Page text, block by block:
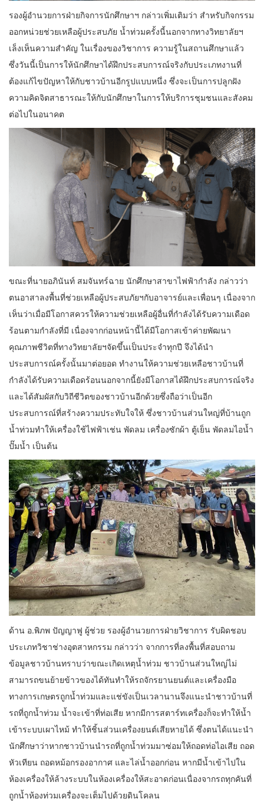
รองผู้อำนวยการฝ่ายกิจการนักศึกษาฯ กล่าวเพิ่มเติมว่า สำหรับกิจกรรม
ออกหน่วยช่วยเหลือผู้ประสบภัย น้ำท่วมครั้งนี้นอกจากทางวิทยาลัยฯ
เล็งเห็นความสำคัญ ในเรื่องของวิชาการ ความรู้ในสถานศึกษาแล้ว
ซึ่งวันนี้เป็นการให้นักศึกษาได้ฝึกประสบการณ์จริงกับประเภทงานที่
ต้องแก้ไขปัญหาให้กับชาวบ้านอีกรูปแบบหนึ่ง ซึ่งจะเป็นการปลูกฝัง
ความคิดจิตสาธารณะให้กับนักศึกษาในการให้บริการชุมชนและสังคม
ต่อไปในอนาคต
ขณะที่นายอภินันท์ สมจันทร์ฉาย นักศึกษาสาขาไฟฟ้ากำลัง กล่าวว่า
ตนอาสาลงพื้นที่ช่วยเหลือผู้ประสบภัยฯกับอาจารย์และเพื่อนๆ เนื่องจาก
เห็นว่าเมื่อมีโอกาสควรให้ความช่วยเหลือผู้อื่นที่กำลังได้รับความเดือด
ร้อนตามกำลังที่มี เนื่องจากก่อนหน้านี้ได้มีโอกาสเข้าค่ายพัฒนา
คุณภาพชีวิตที่ทางวิทยาลัยฯจัดขึ้นเป็นประจำทุกปี จึงได้นำ
ประสบการณ์ครั้งนั้นมาต่อยอด ทำงานให้ความช่วยเหลือชาวบ้านที่
กำลังได้รับความเดือดร้อนนอกจากนี้ยังมีโอกาสได้ฝึกประสบการณ์จริง
และได้สัมผัสกับวิถีชีวิตของชาวบ้านอีกด้วยซึ่งถือว่าเป็นอีก
ประสบการณ์ที่สร้างความประทับใจให้ ซึ่งชาวบ้านส่วนใหญ่ที่บ้านถูก
น้ำท่วมทำให้เครื่องใช้ไฟฟ้าเช่น พัดลม เครื่องซักผ้า ตู้เย็น พัดลมไอน้ำ
ปั๊มน้ำ เป็นต้น
ด้าน อ.พิภพ ปัญญาฟู ผู้ช่วย รองผู้อำนวยการฝ่ายวิชาการ รับผิดชอบ
ประเภทวิชาช่างอุตสาหกรรม กล่าวว่า จากการที่ลงพื้นที่สอบถาม
ข้อมูลชาวบ้านทราบว่าขณะเกิดเหตุน้ำท่วม ชาวบ้านส่วนใหญ่ไม่
สามารถขนย้ายข้าวของได้ทันทำให้รถจักรยานยนต์และเครื่องมือ
ทางการเกษตรถูกน้ำท่วมและแช่ขังเป็นเวลานานจึงแนะนำชาวบ้านที่
รถที่ถูกน้ำท่วม น้ำจะเข้าที่ท่อเสีย หากมีการสตาร์ทเครื่องก็จะทำให้น้ำ
เข้าระบบเผาไหม้ ทำให้ชิ้นส่วนเครื่องยนต์เสียหายได้ ซึ่งตนได้แนะนำ
นักศึกษาว่าหากชาวบ้านนำรถที่ถูกน้ำท่วมมาซ่อมให้ถอดท่อไอเสีย ถอด
หัวเทียน ถอดหม้อกรองอากาศ และไล่น้ำออกก่อน หากมีน้ำเข้าไปใน
ห้องเครื่องให้ล้างระบบในห้องเครื่องให้สะอาดก่อนเนื่องจากรถทุกคันที่
ถูกน้ำห้องท่วมเครื่องจะเต็มไปด้วยดินโคลน